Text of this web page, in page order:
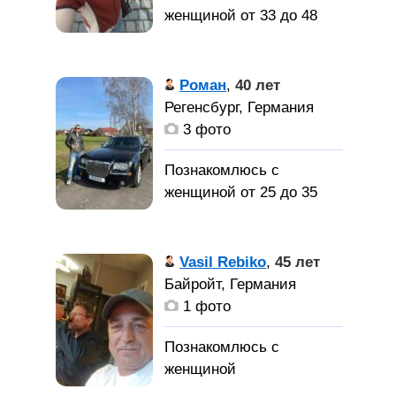
женщину для создания
женщиной от 33 до 48
Познакомлюсь с дев/жен
для серьезных
Мюнхен.
Роман, 40 лет
Регенсбург, Германия
3 фото
Познакомлюсь с
женщиной от 25 до 35
Интересную
симпотичную девушку
для серёзных
Vasil Rebiko, 45 лет
Байройт, Германия
1 фото